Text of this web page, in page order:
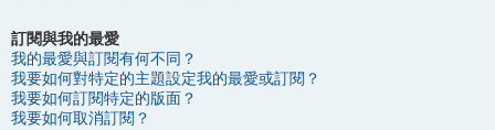
訂閱與我的最愛
我的最愛與訂閱有何不同？
我要如何對特定的主題設定我的最愛或訂閱？
我要如何訂閱特定的版面？
我要如何取消訂閱？